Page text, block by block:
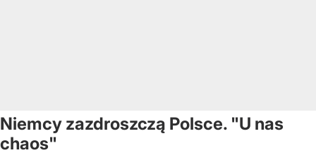
Niemcy zazdroszczą Polsce. "U nas
chaos"